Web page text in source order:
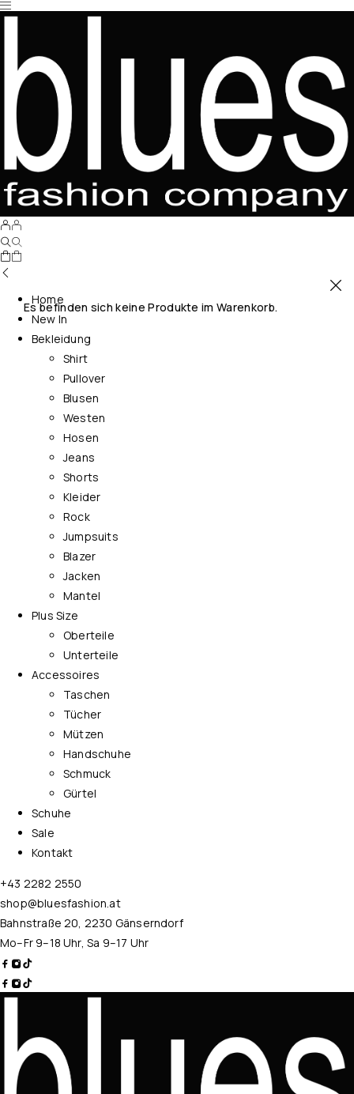
Es befinden sich keine Produkte im Warenkorb.
Home
New In
Bekleidung
Shirt
Pullover
Blusen
Westen
Hosen
Jeans
Shorts
Kleider
Rock
Jumpsuits
Blazer
Jacken
Mantel
Plus Size
Oberteile
Unterteile
Accessoires
Taschen
Tücher
Mützen
Handschuhe
Schmuck
Gürtel
Schuhe
Sale
Kontakt
+43 2282 2550
shop@bluesfashion.at
Bahnstraße 20, 2230 Gänserndorf
Mo–Fr 9–18 Uhr, Sa 9–17 Uhr